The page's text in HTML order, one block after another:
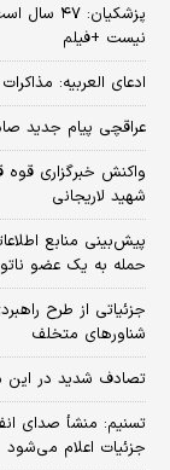
نیست +فیلم
ادعای العربیه:
عراقچی پیام جدید
واکنش خبرگزاری قوه
شهید لاریجانی
پیش‌بینی منابع
حمله به یک عضو ناتو
شناورهای متخلف
تصادف شدید در این محور/ ۴ نفر
تسنیم: منشأ صدای
جزئیات اعلام می‌شود